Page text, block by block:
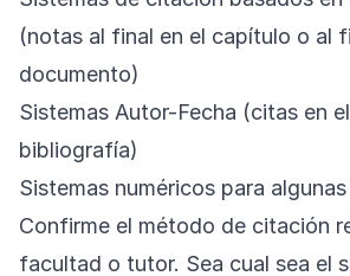
(notas al final en el capítulo o al
documento)
Sistemas Autor-Fecha (citas en
bibliografía)
Sistemas numéricos para
Confirme el método de citación
facultad o tutor. Sea cual sea el